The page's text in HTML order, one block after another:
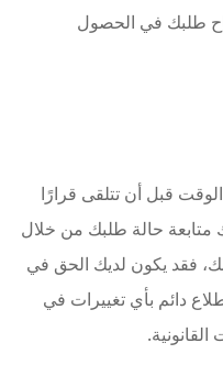
طلبك في الحصول
قبل أن تتلقى قرارًا
متابعة حالة طلبك من خلال
فقد يكون لديك الحق في
دائم بأي تغييرات في